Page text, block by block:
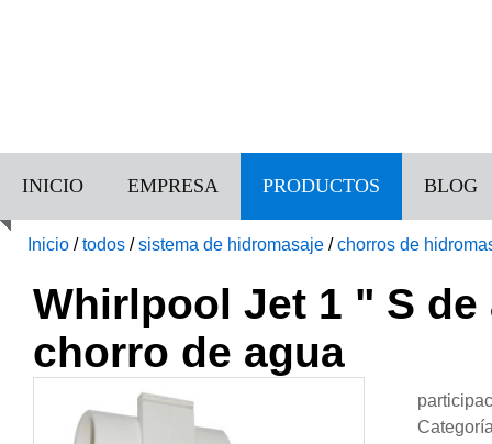
INICIO EMPRESA PRODUCTOS BLOG
Inicio /todos /sistema de hidromasaje /chorros de
Whirlpool Jet 1 " S de
chorro de agua